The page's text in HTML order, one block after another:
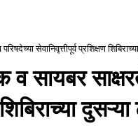
सेवानिवृत्तीपूर्व प्रशिक्षण
व सायबर
दुसऱ्या